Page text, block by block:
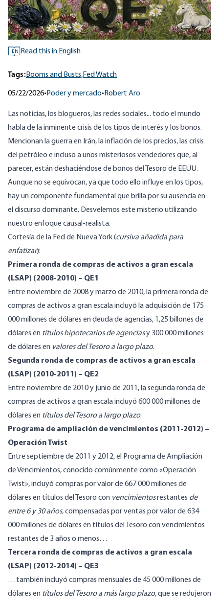
EN Read this in English
Tags:Booms and Busts,Fed Watch
05/22/2026• Poder y mercado• Robert Aro
Las noticias, los blogueros, las redes sociales... todo el mundo
habla de la inminente crisis de los tipos de interés y los bonos.
Mencionan la guerra en Irán, la inflación de los precios, las crisis
del petróleo e incluso a unos misteriosos vendedores que, al
parecer, están deshaciéndose de bonos del Tesoro de EEUU.
Aunque no se equivocan, ya que todo ello influye en los tipos,
hay un componente fundamental que brilla por su ausencia en
el discurso dominante. Desvelemos este misterio utilizando
nuestro enfoque causal-realista.
Cortesía de la Fed de Nueva York(cursiva añadida para
enfatizar):
Primera ronda de compras de activos a gran escala
(LSAP) (2008-2010) – QE1
Entre noviembre de 2008 y marzo de 2010, la primera ronda de
compras de activos a gran escala incluyó la adquisición de 175
000 millones de dólares en deuda de agencias, 1,25 billones de
dólares en títulos hipotecarios de agenciasy 300 000 millones
de dólares en valores del Tesoro a largo plazo.
Segunda ronda de compras de activos a gran escala
(LSAP) (2010-2011) – QE2
Entre noviembre de 2010 y junio de 2011, la segunda ronda de
compras de activos a gran escala incluyó 600 000 millones de
dólares en títulos del Tesoro a largo plazo.
Programa de ampliación de vencimientos (2011-2012) –
Operación Twist
Entre septiembre de 2011 y 2012, el Programa de Ampliación
de Vencimientos, conocido comúnmente como «Operación
Twist», incluyó compras por valor de 667 000 millones de
dólares en títulos del Tesoro con vencimientosrestantes de
entre 6 y 30 años, compensadas por ventas por valor de 634
000 millones de dólares en títulos del Tesoro con vencimientos
restantes de 3 años o menos…
Tercera ronda de compras de activos a gran escala
(LSAP) (2012-2014) – QE3
…también incluyó compras mensuales de 45 000 millones de
dólares en títulos del Tesoro a más largo plazo, que se redujeron